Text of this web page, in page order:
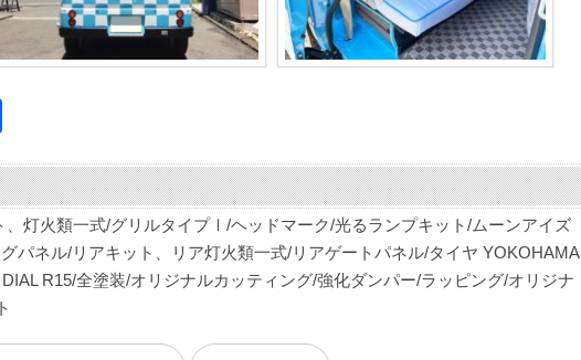
灯火類一式/グリルタイプⅠ/ヘッドマーク/光るランプキット/ムーンアイズ
パネル/リアキット、リア灯火類一式/リアゲートパネル/タイヤ YOKOHAMA
R15/全塗装/オリジナルカッティング/強化ダンパー/ラッピング/オリジナ